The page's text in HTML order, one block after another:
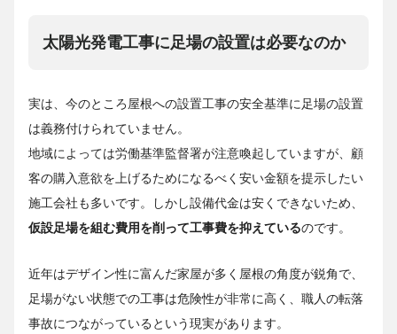
太陽光発電工事に足場の設置は必要なのか
実は、今のところ屋根への設置工事の安全基準に足場の設置
は義務付けられていません。
地域によっては労働基準監督署が注意喚起していますが、顧
客の購入意欲を上げるためになるべく安い金額を提示したい
施工会社も多いです。しかし設備代金は安くできないため、
仮設足場を組む費用を削って工事費を抑えているのです。
近年はデザイン性に富んだ家屋が多く屋根の角度が鋭角で、
足場がない状態での工事は危険性が非常に高く、職人の転落
事故につながっているという現実があります。